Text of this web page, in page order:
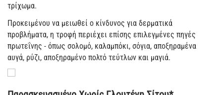
τρίχωμα.
Προκειμένου να μειωθεί ο κίνδυνος για δερματικά
προβλήματα, η τροφή περιέχει επίσης επιλεγμένες πηγές
πρωτεΐνης - όπως σολομό, καλαμπόκι, σόγια, αποξηραμένα
αυγά, ρύζι, αποξηραμένο πολτό τεύτλων και μαγιά.